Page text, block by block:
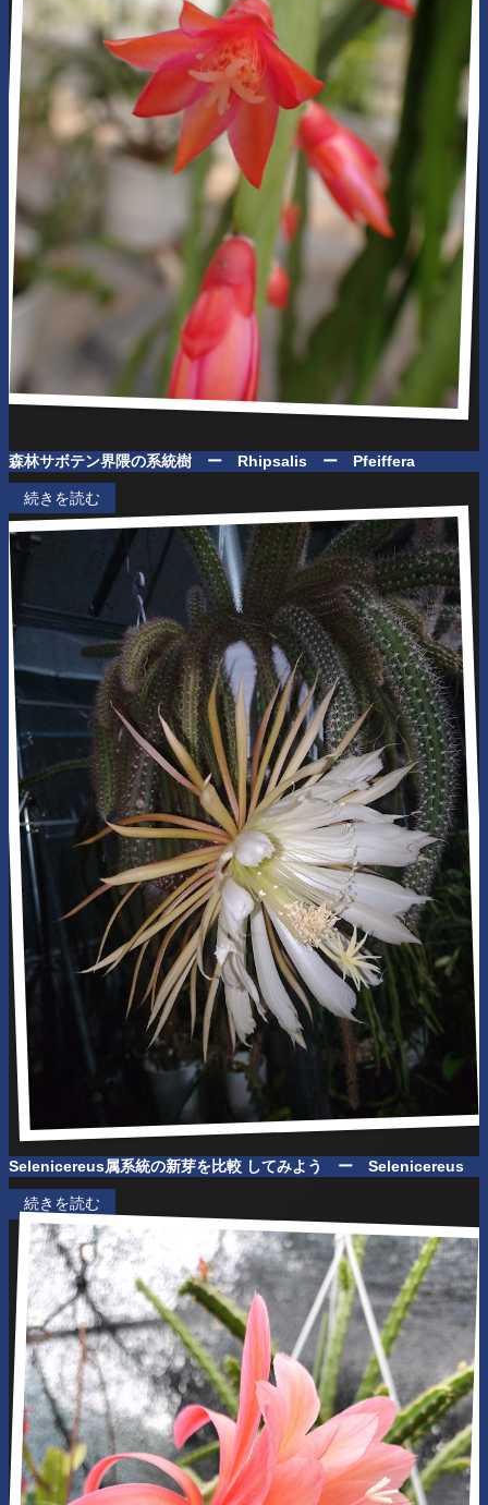
森林サボテン界隈の系統樹 ー Rhipsalis ー Pfeiffera
続きを読む
Selenicereus属系統の新芽を比較 してみよう ー Selenicereus
続きを読む